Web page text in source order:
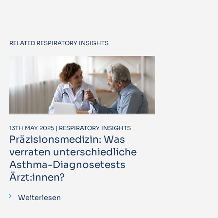
RELATED RESPIRATORY INSIGHTS
13TH MAY 2025 | RESPIRATORY INSIGHTS
Präzisionsmedizin: Was
verraten unterschiedliche
Asthma-Diagnosetests
Ärzt:innen?
Weiterlesen